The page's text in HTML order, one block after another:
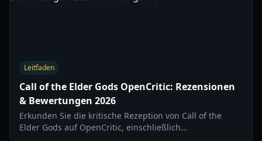
Leitfaden
Call of the Elder Gods OpenCritic: Rezensionen
& Bewertungen 2026
Erkunden Sie die kritische Rezeption von Call of the
Elder Gods auf OpenCritic, einschließlich